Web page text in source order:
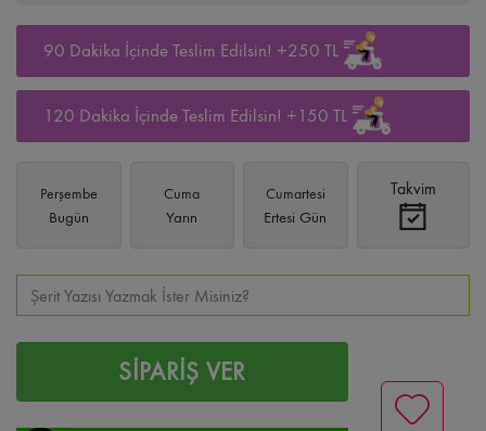
90 Dakika İçinde Teslim Edilsin! +250 TL
120 Dakika İçinde Teslim Edilsin! +150 TL
Perşembe
Bugün
Cuma
Yarın
Cumartesi
Ertesi Gün
Takvim
SİPARİŞ VER